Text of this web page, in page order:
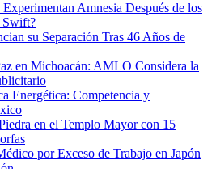
Amnesia Después de los
Swift?
su Separación Tras 46 Años de
en Michoacán: AMLO Considera la
Energética: Competencia y
en el Templo Mayor con 15
por Exceso de Trabajo en Japón